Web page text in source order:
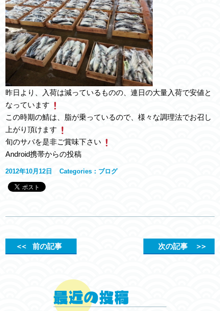
昨日より、入荷は減っているものの、連日の大量入荷で安値と
なっています
この時期の鯖は、脂が乗っているので、様々な調理法でお召し
上がり頂けます
旬のサバを是非ご賞味下さい
Android携帯からの投稿
2012年10月12日 Categories： ブログ
＜＜前の記事 次の記事 ＞＞